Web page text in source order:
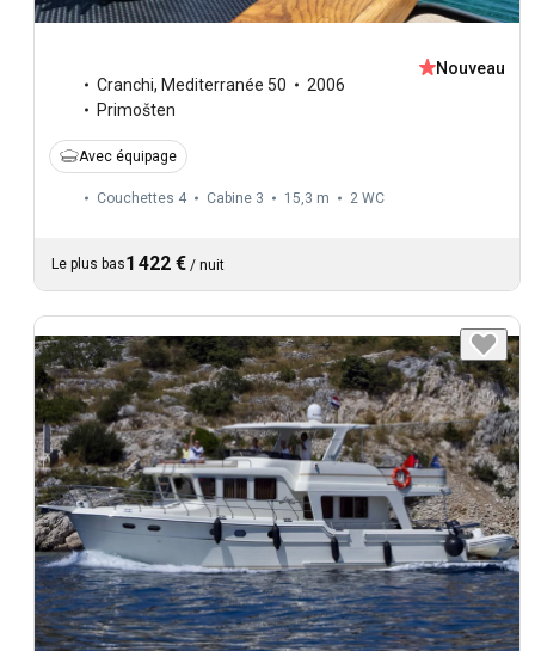
Cranchi, Mediterranée 50
2006
Primošten
Nouveau
Avec équipage
Couchettes 4 Cabine 3 15,3 m 2 WC
Le plus bas1 422 € / nuit